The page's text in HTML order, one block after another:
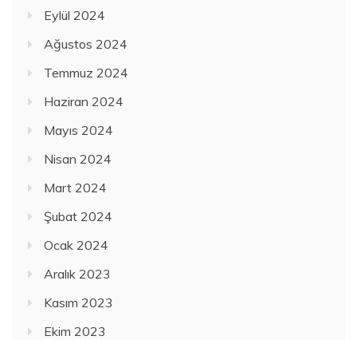
Eylül 2024
Ağustos 2024
Temmuz 2024
Haziran 2024
Mayıs 2024
Nisan 2024
Mart 2024
Şubat 2024
Ocak 2024
Aralık 2023
Kasım 2023
Ekim 2023